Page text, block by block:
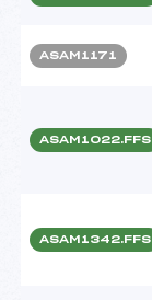
ASAM1171
ASAM1022.FFS
ASAM1342.FFS